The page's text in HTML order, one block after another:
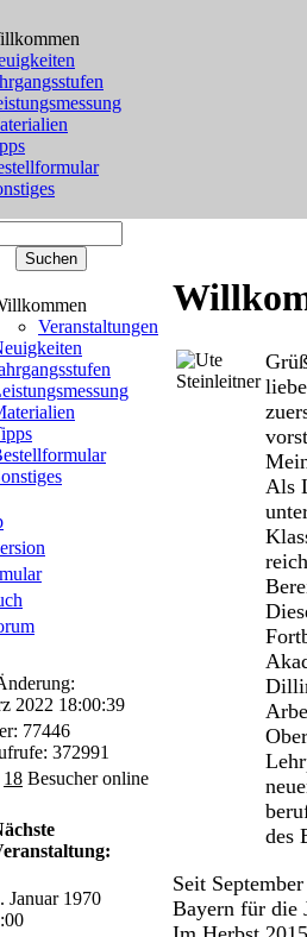
Veranstaltungen
2022 18:00:39
77446
372991
18 Besucher online
Januar 1970
Als
des
Seit
Bayern für die